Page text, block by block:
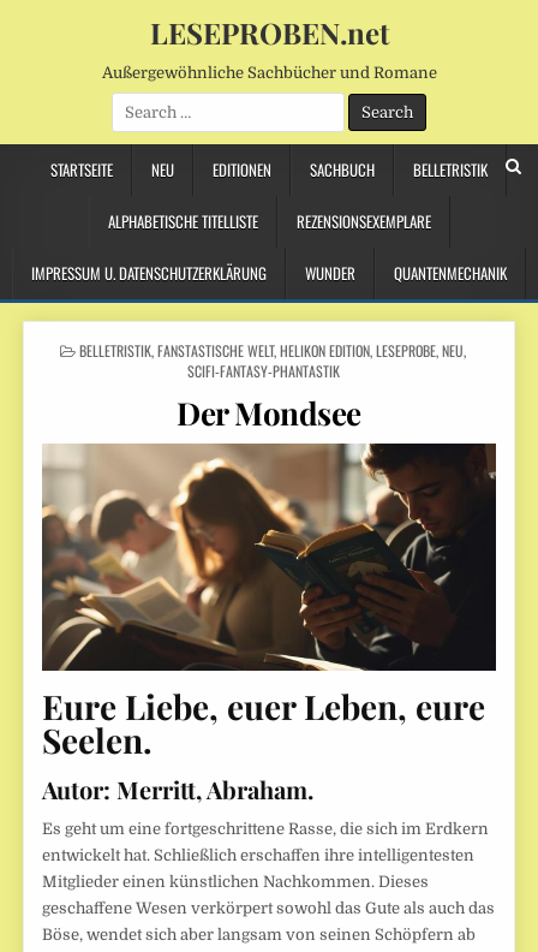
LESEPROBEN.net
Außergewöhnliche Sachbücher und Romane
Search
for:
STARTSEITE NEU EDITIONEN SACHBUCH BELLETRISTIK
ALPHABETISCHE TITELLISTE REZENSIONSEXEMPLARE
IMPRESSUM U. DATENSCHUTZERKLÄRUNG WUNDER QUANTENMECHANIK
POSTED
BELLETRISTIK,FANSTASTISCHE WELT,HELIKON EDITION,LESEPROBE,NEU,
SCIFI-FANTASY-PHANTASTIK
Der Mondsee
Eure Liebe, euer Leben, eure
Seelen.
Autor: Merritt, Abraham.
Es geht um eine fortgeschrittene Rasse, die sich im Erdkern
entwickelt hat. Schließlich erschaffen ihre intelligentesten
Mitglieder einen künstlichen Nachkommen. Dieses
geschaffene Wesen verkörpert sowohl das Gute als auch das
Böse, wendet sich aber langsam von seinen Schöpfern ab